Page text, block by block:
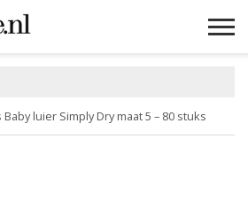
luier Simply Dry maat 5 – 80 stuks